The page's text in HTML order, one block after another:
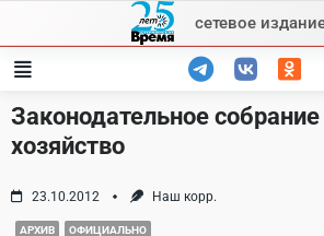
content
сетевое
Законодательное
хозяйство
23.10.2012 Наш корр.
АРХИВ ОФИЦИАЛЬНО